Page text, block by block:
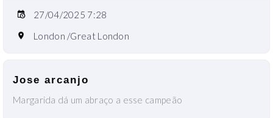
27/04/2025 7:28
London /Great London
Jose arcanjo
Margarida dá um abraço a esse campeão